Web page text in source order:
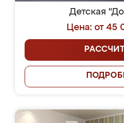
Детская
Цена: от 45